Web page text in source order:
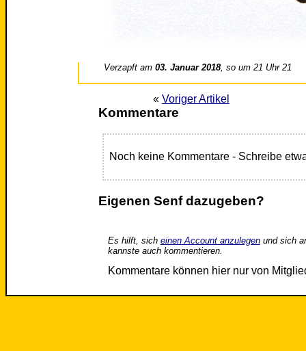
Verzapft am03. Januar 2018, so um 21 Uhr 21
« Voriger Artikel
Kommentare
Noch keine Kommentare - Schreibe
Eigenen Senf dazugeben?
Es hilft, sich einen Account anzulegenund sich
kannste auch kommentieren.
Kommentare können hier nur von